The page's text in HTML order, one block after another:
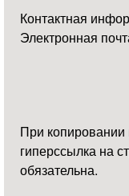
Контактная
Электронная
При копировании
гиперссылка на
обязательна.